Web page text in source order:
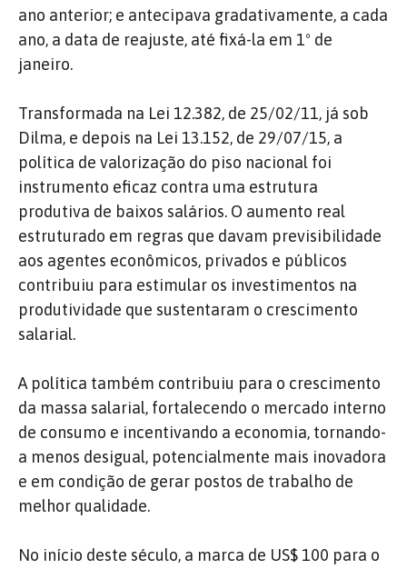
ano anterior; e antecipava gradativamente, a cada
ano, a data de reajuste, até fixá-la em 1º de
janeiro.
Transformada na Lei 12.382, de 25/02/11, já sob
Dilma, e depois na Lei 13.152, de 29/07/15, a
política de valorização do piso nacional foi
instrumento eficaz contra uma estrutura
produtiva de baixos salários. O aumento real
estruturado em regras que davam previsibilidade
aos agentes econômicos, privados e públicos
contribuiu para estimular os investimentos na
produtividade que sustentaram o crescimento
salarial.
A política também contribuiu para o crescimento
da massa salarial, fortalecendo o mercado interno
de consumo e incentivando a economia, tornando-
a menos desigual, potencialmente mais inovadora
e em condição de gerar postos de trabalho de
melhor qualidade.
No início deste século, a marca de US$ 100 para o